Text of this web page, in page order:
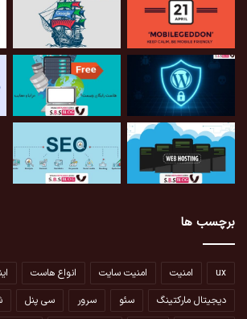
برچسب ها
ux امنیت امنیت سایت انواع هاست
دیجیتال مارکتینگ
سئو سرور سی پنل